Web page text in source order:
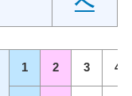
1 2 3 4